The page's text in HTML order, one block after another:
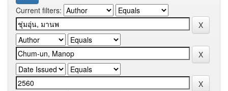
Current filters: